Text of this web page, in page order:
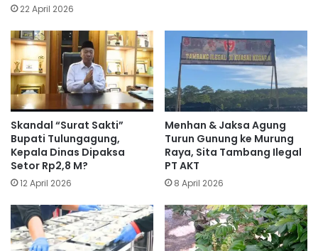
22 April 2026
Skandal “Surat Sakti”
Bupati Tulungagung,
Kepala Dinas Dipaksa
Setor Rp2,8 M?
12 April 2026
Menhan & Jaksa Agung
Turun Gunung ke Murung
Raya, Sita Tambang Ilegal
PT AKT
8 April 2026